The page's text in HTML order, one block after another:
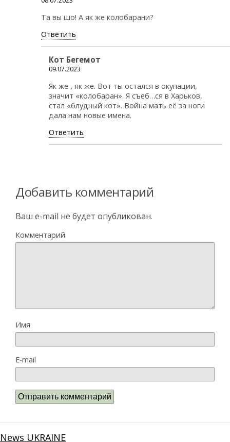
Та вы шо! А як же колобарани?
Ответить
Кот Бегемот
09.07.2023
Як же , як же. Вот ты остался в окупации,
значит «колобаран». Я съеб…ся в Харьков,
стал «блудный кот». Война мать её за ноги
дала нам новые имена.
Ответить
Добавить комментарий
Ваш e-mail не будет опубликован.
Комментарий
Имя
E-mail
News UKRAINE